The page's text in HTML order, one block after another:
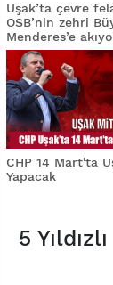
Uşak’ta çevre
OSB’nin zehri
Menderes’e
CHP 14 Mart'ta
Yapacak
5